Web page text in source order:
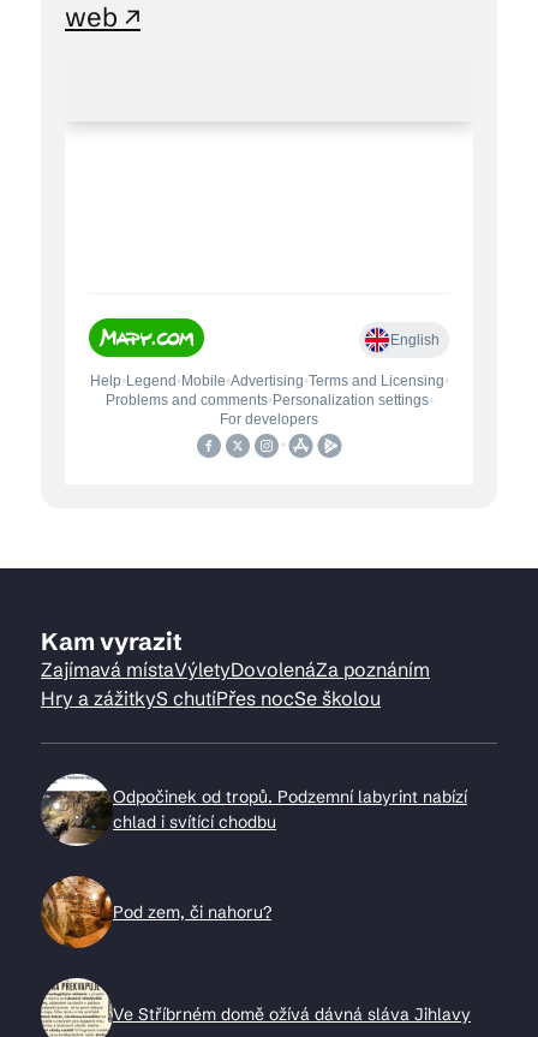
web ↗
Kam vyrazit
Zajímavá místaVýletyDovolenáZa poznáním
Hry a zážitkyS chutíPřes nocSe školou
Odpočinek od tropů. Podzemní labyrint nabízí
chlad i svítící chodbu
Pod zem, či nahoru?
Ve Stříbrném domě ožívá dávná sláva Jihlavy